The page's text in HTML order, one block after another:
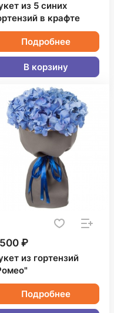
из 5 синих
в крафте
Подробнее
В корзину
₽
из гортензий
Подробнее